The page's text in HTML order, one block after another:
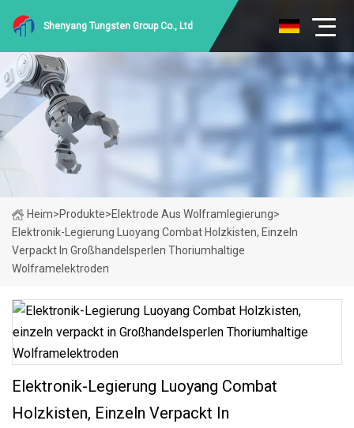
Shenyang Tungsten Group Co., Ltd
Heim>Produkte>Elektrode Aus Wolframlegierung>
Elektronik-Legierung Luoyang Combat Holzkisten, Einzeln
Verpackt In Großhandelsperlen Thoriumhaltige
Wolframelektroden
Elektronik-Legierung Luoyang Combat
Holzkisten, Einzeln Verpackt In